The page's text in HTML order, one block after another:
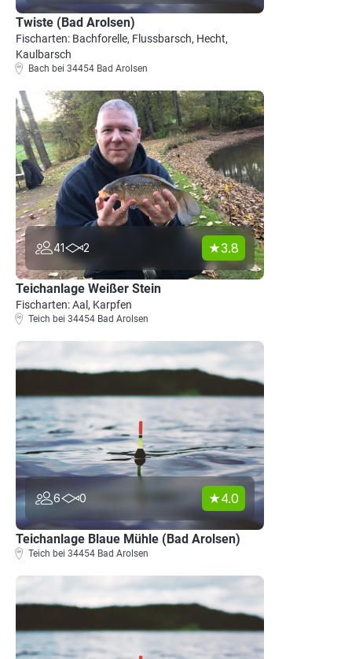
Twiste (Bad Arolsen)
Fischarten: Bachforelle, Flussbarsch, Hecht,
Kaulbarsch
Bach bei 34454 Bad Arolsen
41 2 3.8
Teichanlage Weißer Stein
Fischarten: Aal, Karpfen
Teich bei 34454 Bad Arolsen
6 0 4.0
Teichanlage Blaue Mühle (Bad Arolsen)
Teich bei 34454 Bad Arolsen